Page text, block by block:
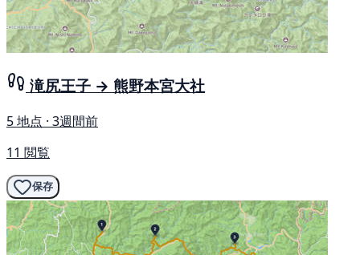
滝尻王子 → 熊野本宮大社
5 地点 · 3週間前
11 閲覧
保存